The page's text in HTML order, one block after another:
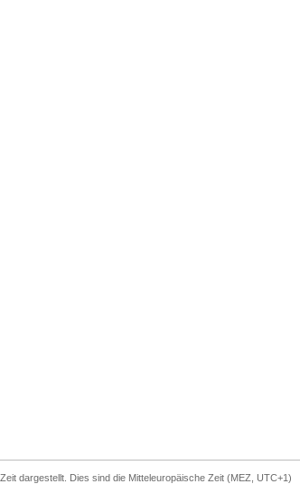
dargestellt. Dies sind die Mitteleuropäische Zeit (MEZ, UTC+1)